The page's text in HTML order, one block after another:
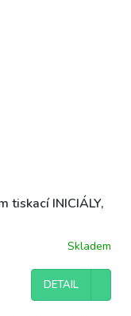
tiskací INICIÁLY,
Skladem
DETAIL